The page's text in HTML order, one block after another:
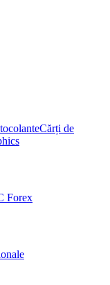
Cărți de
Forex